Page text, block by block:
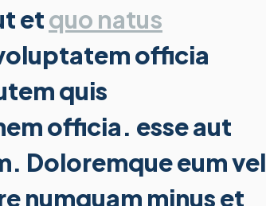
etquo natus
officia
quis
officia. esse aut
Doloremque eum vel
numquam minus et